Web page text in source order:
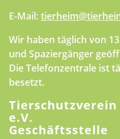
E-Mail:
Wir haben täglich von
und Spaziergänger
Die Telefonzentrale ist
besetzt.
e.V.
Geschäftsstelle